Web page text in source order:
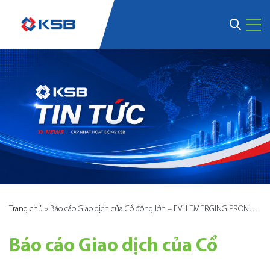
Trang chủ » Báo cáo Giao dịch của Cổ đông lớn – EVLI EMERGING FRONTIER FUND
Báo cáo Giao dịch của Cổ